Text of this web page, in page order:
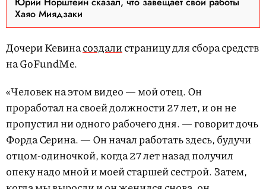
Хаяо Миядзаки
Дочери Кевинасоздалистраницу для сбора средств
на GoFundMe.
«Человек на этом видео — мой отец. Он
проработал на своей должности 27 лет, и он не
пропустил ни одного рабочего дня. — говорит дочь
Форда Серина. — Он начал работать здесь, будучи
отцом-одиночкой, когда 27 лет назад получил
опеку надо мной и моей старшей сестрой. Затем,